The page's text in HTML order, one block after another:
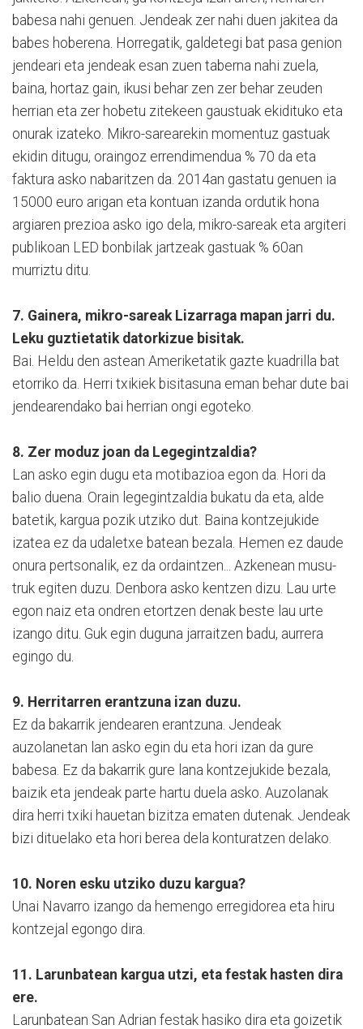
babesa nahi genuen. Jendeak zer nahi duen jakitea da
babes hoberena. Horregatik, galdetegi bat pasa genion
jendeari eta jendeak esan zuen taberna nahi zuela,
baina, hortaz gain, ikusi behar zen zer behar zeuden
herrian eta zer hobetu zitekeen gaustuak ekidituko eta
onurak izateko. Mikro-sarearekin momentuz gastuak
ekidin ditugu, oraingoz errendimendua % 70 da eta
faktura asko nabaritzen da. 2014an gastatu genuen ia
15000 euro arigan eta kontuan izanda ordutik hona
argiaren prezioa asko igo dela, mikro-sareak eta argiteri
publikoan LED bonbilak jartzeak gastuak % 60an
murriztu ditu.
7. Gainera, mikro-sareak Lizarraga mapan jarri du.
Leku guztietatik datorkizue bisitak.
Bai. Heldu den astean Ameriketatik gazte kuadrilla bat
etorriko da. Herri txikiek bisitasuna eman behar dute bai
jendearendako bai herrian ongi egoteko.
8. Zer moduz joan da Legegintzaldia?
Lan asko egin dugu eta motibazioa egon da. Hori da
balio duena. Orain legegintzaldia bukatu da eta, alde
batetik, kargua pozik utziko dut. Baina kontzejukide
izatea ez da udaletxe batean bezala. Hemen ez daude
onura pertsonalik, ez da ordaintzen... Azkenean musu-
truk egiten duzu. Denbora asko kentzen dizu. Lau urte
egon naiz eta ondren etortzen denak beste lau urte
izango ditu. Guk egin duguna jarraitzen badu, aurrera
egingo du.
9. Herritarren erantzuna izan duzu.
Ez da bakarrik jendearen erantzuna. Jendeak
auzolanetan lan asko egin du eta hori izan da gure
babesa. Ez da bakarrik gure lana kontzejukide bezala,
baizik eta jendeak parte hartu duela asko. Auzolanak
dira herri txiki hauetan bizitza ematen dutenak. Jendeak
bizi dituelako eta hori berea dela konturatzen delako.
10. Noren esku utziko duzu kargua?
Unai Navarro izango da hemengo erregidorea eta hiru
kontzejal egongo dira.
11. Larunbatean kargua utzi, eta festak hasten dira
ere.
Larunbatean San Adrian festak hasiko dira eta goizetik